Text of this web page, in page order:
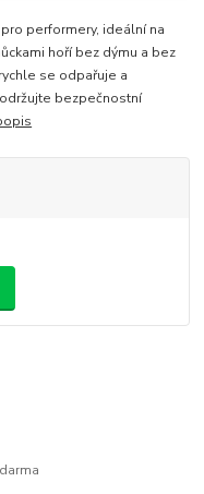
performery, ideální na
hoří bez dýmu a bez
se odpařuje a
bezpečnostní